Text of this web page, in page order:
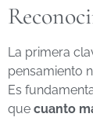
La primera
pensamiento
Es
que cuanto